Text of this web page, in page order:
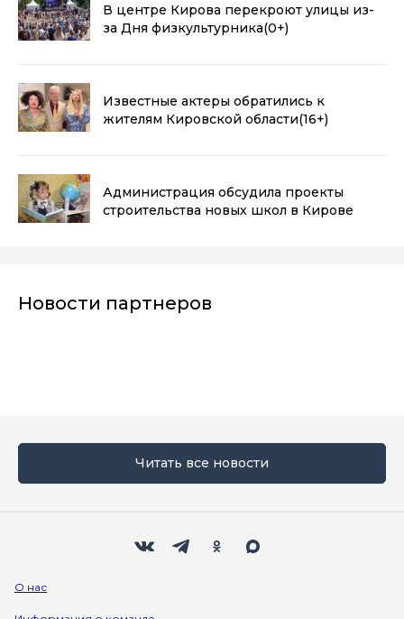
В центре Кирова перекроют улицы из-
за Дня физкультурника(0+)
Известные актеры обратились к
жителям Кировской области(16+)
Администрация обсудила проекты
строительства новых школ в Кирове
Новости партнеров
Читать все новости
О нас